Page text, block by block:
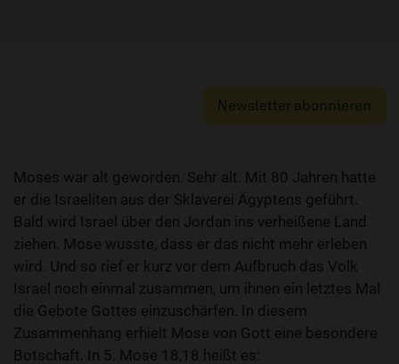
Newsletter abonnieren
Moses war alt geworden. Sehr alt. Mit 80 Jahren hatte
er die Israeliten aus der Sklaverei Ägyptens geführt.
Bald wird Israel über den Jordan ins verheißene Land
ziehen. Mose wusste, dass er das nicht mehr erleben
wird. Und so rief er kurz vor dem Aufbruch das Volk
Israel noch einmal zusammen, um ihnen ein letztes Mal
die Gebote Gottes einzuschärfen. In diesem
Zusammenhang erhielt Mose von Gott eine besondere
Botschaft. In 5. Mose 18,18 heißt es: